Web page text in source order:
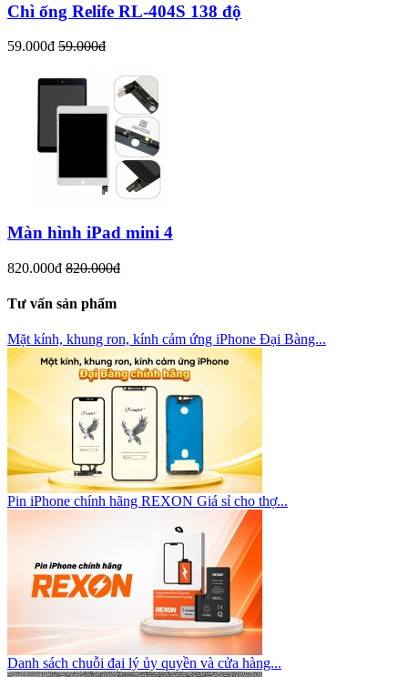
Chì ống Relife RL-404S 138 độ
59.000đ 59.000đ
Màn hình iPad mini 4
820.000đ 820.000đ
Tư vấn sản phẩm
Mặt kính, khung ron, kính cảm ứng iPhone Đại Bàng...
Pin iPhone chính hãng REXON Giá sỉ cho thợ...
Danh sách chuỗi đại lý ủy quyền và cửa hàng...